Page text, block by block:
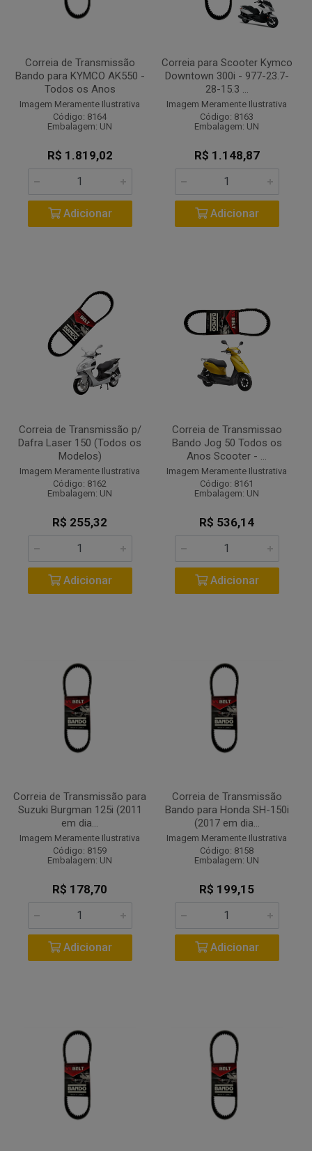
Correia de Transmissão
Bando para KYMCO AK550 -
Todos os Anos
Imagem Meramente Ilustrativa
Código: 8164
Embalagem: UN
R$ 1.819,02
Adicionar
Correia para Scooter Kymco
Downtown 300i - 977-23.7-
28-15.3 ...
Imagem Meramente Ilustrativa
Código: 8163
Embalagem: UN
R$ 1.148,87
Adicionar
Correia de Transmissão p/
Dafra Laser 150 (Todos os
Modelos)
Imagem Meramente Ilustrativa
Código: 8162
Embalagem: UN
R$ 255,32
Adicionar
Correia de Transmissao
Bando Jog 50 Todos os
Anos Scooter - ...
Imagem Meramente Ilustrativa
Código: 8161
Embalagem: UN
R$ 536,14
Adicionar
Correia de Transmissão para
Suzuki Burgman 125i (2011
em dia...
Imagem Meramente Ilustrativa
Código: 8159
Embalagem: UN
R$ 178,70
Adicionar
Correia de Transmissão
Bando para Honda SH-150i
(2017 em dia...
Imagem Meramente Ilustrativa
Código: 8158
Embalagem: UN
R$ 199,15
Adicionar